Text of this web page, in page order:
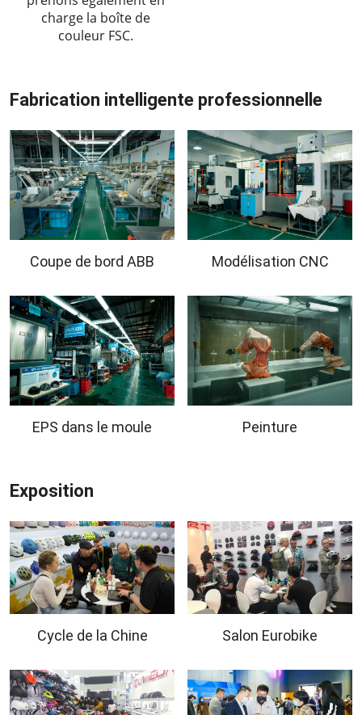
charge la boîte de
couleur FSC.
Fabrication intelligente professionnelle
Coupe de bord ABB Modélisation CNC
EPS dans le moule Peinture
Exposition
Cycle de la Chine Salon Eurobike